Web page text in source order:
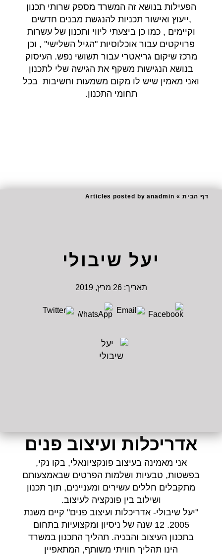
הפעילות בנושא זה המשרד מספק שרותי תכנון
,ייעוץ ואישור תכניות להנגשת מבנים חדשים
וקיימים , כמו כן ביצעתי ליווי ותכנון של עשרות
פרויקטים עבור אוכלוסיות "הגיל השלישי" , וכן
מרכז שיקום גריאטרי עבור תשושי נפש. העיסוק
בנושא הנגישות משקף את הגישה שלי לתכנון
ואני מאמין שיש לו מקום משמעות וחשיבות בכל
תחומי התכנון.
דף הבית »
Articles posted by anadmin
יעל שיבולי
תאריך:26 מרץ, 2019
אדריכלות ועיצוב פנים
אני מאמינה בעיצוב פונקציונאלי, בקו נקי,
בפשטות, טבעיות ושלמות הפרטים שבאמצעותם
מתקבלים חללים עשירים ומעניינים, תוך תכנון
ושילוב בין פונקציה לעיצוב.
"יעל שיבולי- אדריכלות ועיצוב פנים" קיים משנת
2005. 12 שנה של ניסיון ומקצועיות בתחום
בתכנון העיצוב והבניה. תהליך התכנון במשרד
הינו תהליך חוויתי משותף, המתאפיין